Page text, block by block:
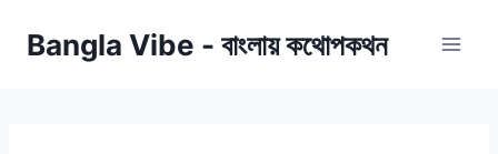
Bangla Vibe - বাংলায় কথোপকথন